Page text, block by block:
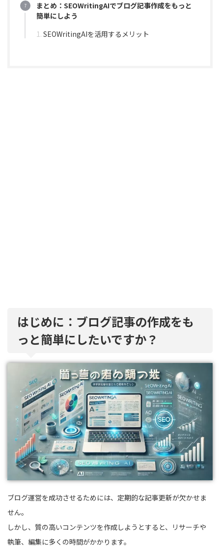
まとめ：SEOWritingAIでブログ記事作成をもっと
簡単にしよう
SEOWritingAIを活用するメリット
はじめに：ブログ記事の作成をも
っと簡単にしたいですか？
ブログ運営を成功させるためには、定期的な記事更新が欠かせま
せん。
しかし、質の高いコンテンツを作成しようとすると、リサーチや
執筆、編集に多くの時間がかかります。